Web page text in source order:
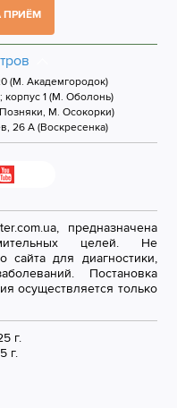
ПРИЁМ
(М. Академгородок)
корпус 1 (М. Оболонь)
М. Осокорки)
26 А (Воскресенка)
г.
г.
предназначена
целей. Не
сайта для диагностики,
Постановка
осуществляется только